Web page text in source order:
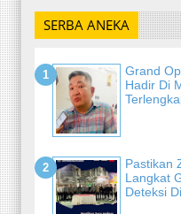
SERBA ANEKA
Grand
Hadir Di
Pastikan
Langkat
Deteksi